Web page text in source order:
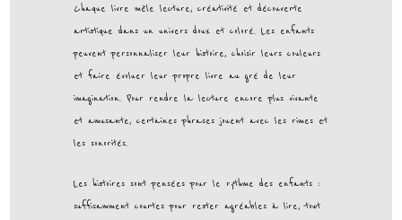
Chaque livre mêle lecture, créativité et découverte
artistique dans un univers doux et coloré. Les enfants
peuvent personnaliser leur histoire, choisir leurs couleurs
et faire évoluer leur propre livre au gré de leur
imagination. Pour rendre la lecture encore plus vivante
et amusante, certaines phrases jouent avec les rimes et
les sonorités.
Les histoires sont pensées pour le rythme des enfants :
suffisamment courtes pour rester agréables à lire, tout